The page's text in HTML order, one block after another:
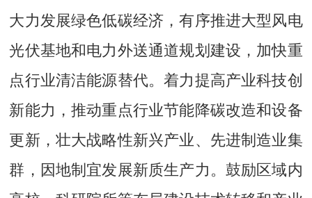
大力发展绿色低碳经济，有序推进大型风电
光伏基地和电力外送通道规划建设，加快重
点行业清洁能源替代。着力提高产业科技创
新能力，推动重点行业节能降碳改造和设备
更新，壮大战略性新兴产业、先进制造业集
群，因地制宜发展新质生产力。鼓励区域内